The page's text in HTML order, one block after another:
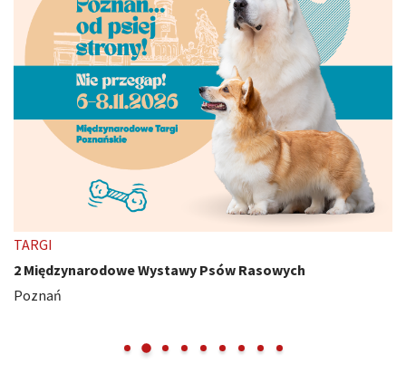
TARGI
2 Międzynarodowe Wystawy Psów Rasowych
Poznań